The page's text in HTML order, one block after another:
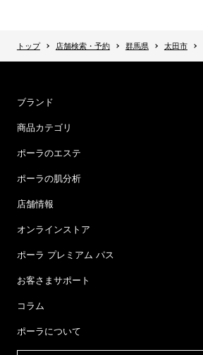
トップ 店舗検索・予約 群馬県 太田市
ブランド
商品カテゴリ
ポーラのエステ
ポーラの肌分析
店舗情報
オンラインストア
ポーラ プレミアム パス
お客さまサポート
コラム
ポーラについて